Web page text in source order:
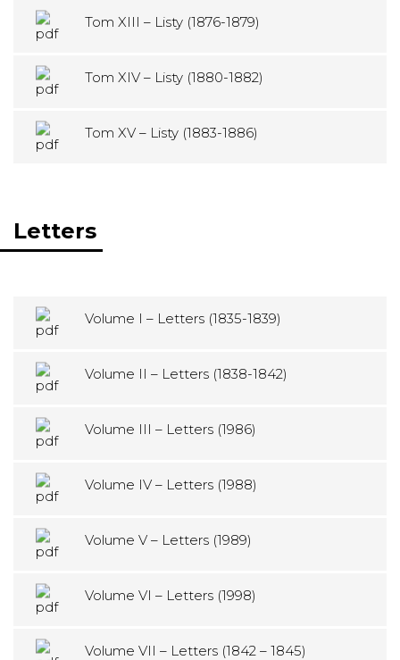
Tom XIII – Listy (1876-1879)
Tom XIV – Listy (1880-1882)
Tom XV – Listy (1883-1886)
Letters
Volume I – Letters (1835-1839)
Volume II – Letters (1838-1842)
Volume III – Letters (1986)
Volume IV – Letters (1988)
Volume V – Letters (1989)
Volume VI – Letters (1998)
Volume VII – Letters (1842 – 1845)